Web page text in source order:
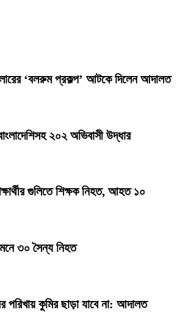
‘বলরুম প্রকল্প’ আটকে দিলেন আদালত
২০২ অভিবাসী উদ্ধার
গুলিতে শিক্ষক নিহত, আহত ১০
৩০ সৈন্য নিহত
পরিখায় কুমির ছাড়া যাবে না: আদালত